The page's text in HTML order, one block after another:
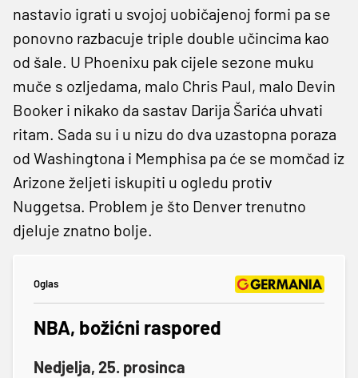
nastavio igrati u svojoj uobičajenoj formi pa se
ponovno razbacuje triple double učincima kao
od šale. U Phoenixu pak cijele sezone muku
muče s ozljedama, malo Chris Paul, malo Devin
Booker i nikako da sastav Darija Šarića uhvati
ritam. Sada su i u nizu do dva uzastopna poraza
od Washingtona i Memphisa pa će se momčad iz
Arizone željeti iskupiti u ogledu protiv
Nuggetsa. Problem je što Denver trenutno
djeluje znatno bolje.
Oglas
NBA, božićni raspored
Nedjelja, 25. prosinca